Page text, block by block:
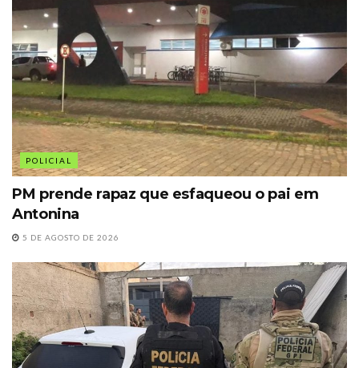
POLICIAL
PM prende rapaz que esfaqueou o pai em
Antonina
5 DE AGOSTO DE 2026